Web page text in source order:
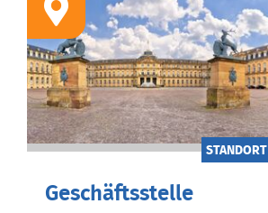
STANDORT
Geschäftsstelle